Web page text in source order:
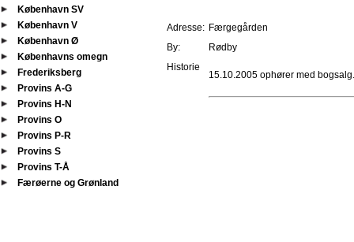
København SV
København V
København Ø
Københavns omegn
Frederiksberg
Provins A-G
Provins H-N
Provins O
Provins P-R
Provins S
Provins T-Å
Færøerne og Grønland
Adresse: Færgegården
By:
Rødby
Historie
15.10.2005 ophører med bogsalg.